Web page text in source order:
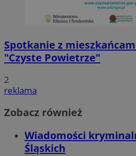
Spotkanie z
"Czyste Powietrze"
2
reklama
Zobacz również
Wiadomości
Śląskich